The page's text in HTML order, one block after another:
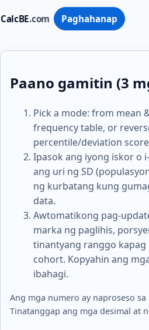
CalcBE.com Paghahanap
Paano gamitin (3
Pick a mode: from mean
frequency table, or
percentile/deviation
Ipasok ang iyong iskor o
ang uri ng SD
ng kurbatang kung
data.
Awtomatikong pag-
marka ng paglihis,
tinantyang ranggo kapag
cohort. Kopyahin ang
ibahagi.
Ang mga numero ay naproseso
Tinatanggap ang mga desimal at